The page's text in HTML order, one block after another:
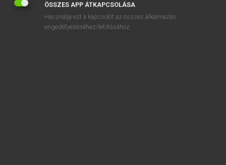
ONLINE NYELVVIZSGA
ÖSSZES APP ÁTKAPCSOLÁSA
Használja ezt a kapcsolót az összes alkalmazás
engedélyezéséhez/letiltásához.